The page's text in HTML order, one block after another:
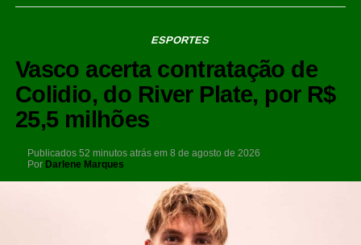
ESPORTES
Vasco acerta contratação de
Colidio, do River Plate, por R$
25,5 milhões
Publicados 52 minutos atrás em 8 de agosto de 2026
Por Darlene Marques